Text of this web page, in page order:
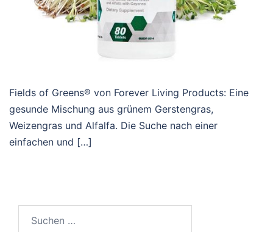
Fields of Greens® von Forever Living Products: Eine
gesunde Mischung aus grünem Gerstengras,
Weizengras und Alfalfa. Die Suche nach einer
einfachen und […]